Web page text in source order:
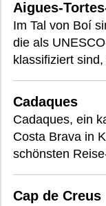
Aigues-
Im Tal von Boí
die als
klassifiziert
Cadaques
Cadaques, ein
Costa Brava in
schönsten
Cap de Creus